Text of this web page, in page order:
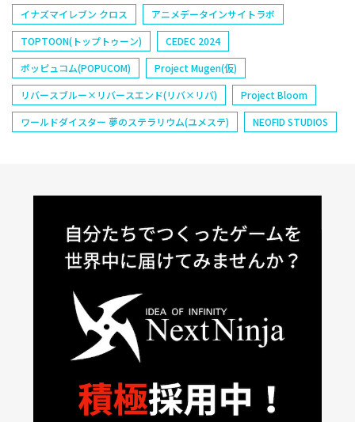
イナズマイレブン クロス
アニメデータインサイトラボ
TOPTOON(トップトゥーン)
CEDEC 2024
ポッピュコム(POPUCOM)
Project Mugen(仮)
リバースブルー×リバースエンド(リバ×リバ)
Project Bloom
ワールドダイスター 夢のステラリウム(ユメステ)
NEOFID STUDIOS